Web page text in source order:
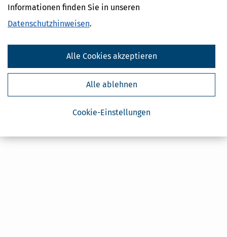
Informationen finden Sie in unseren
Datenschutzhinweisen.
Cookie-Einstellungen
Alle ablehnen
Alle Cookies akzeptieren
Kostenlose Steuertipps & News
Steuertipps
Steuertipps Selbstständige
Geldtipps
Ja, ich möchte die kostenlosen Newsletter
von Steuertipps abonnieren. Die
Datenschutzhinweisehabe ich gelesen.
Abbestellung des Newsletters widerrufen.